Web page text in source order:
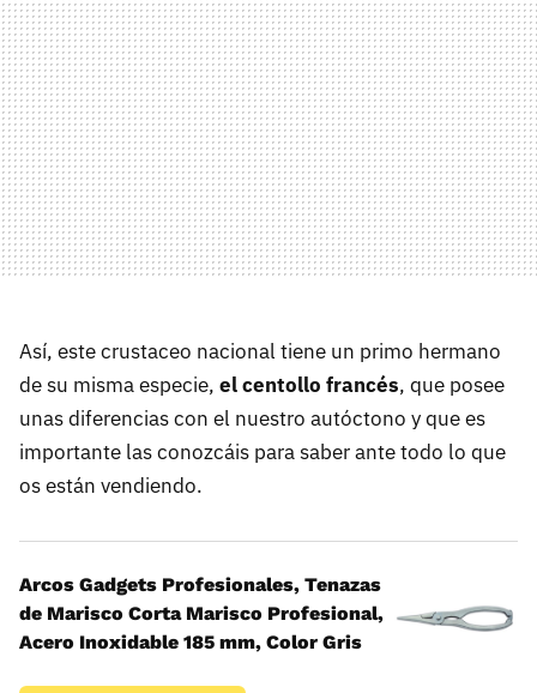
Así, este crustaceo nacional tiene un primo hermano
de su misma especie, el centollo francés, que posee
unas diferencias con el nuestro autóctono y que es
importante las conozcáis para saber ante todo lo que
os están vendiendo.
Arcos Gadgets Profesionales, Tenazas
de Marisco Corta Marisco Profesional,
Acero Inoxidable 185 mm, Color Gris